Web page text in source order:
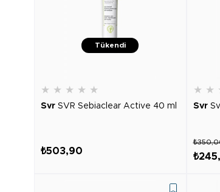
Tükendi
★ ★ ★ ★ ★
Svr SVR Sebiaclear Active 40 ml
₺503,90
★ ★
Svr